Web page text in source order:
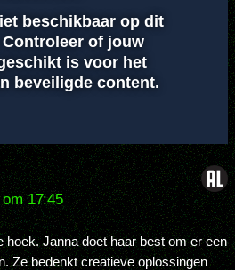
Afspelen
beschikbaar op dit
of jouw
is voor het
beveiligde content.
17:45
hoek. Janna doet haar best om er een
Ze bedenkt creatieve oplossingen